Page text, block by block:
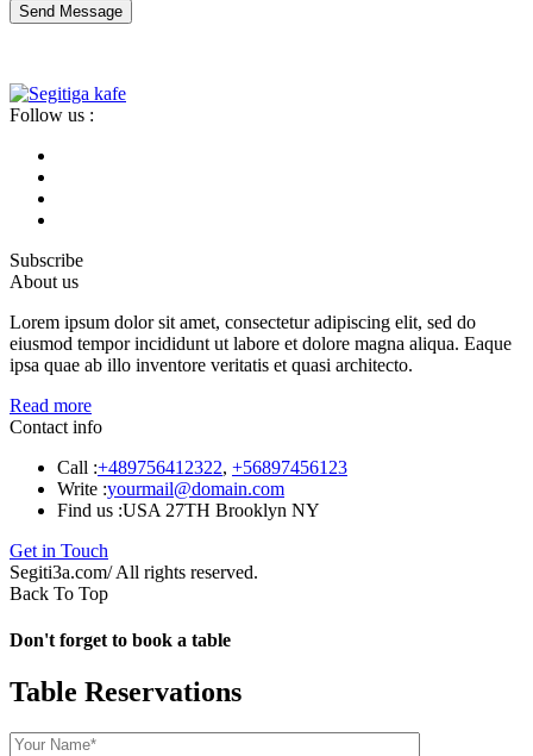
Send Message
Follow us :
Subscribe
About us
Lorem ipsum dolor sit amet, consectetur adipiscing elit, sed do
eiusmod tempor incididunt ut labore et dolore magna aliqua. Eaque
ipsa quae ab illo inventore veritatis et quasi architecto.
Read more
Contact info
Call :+489756412322, +56897456123
Write :yourmail@domain.com
Find us :USA 27TH Brooklyn NY
Get in Touch
Segiti3a.com/ All rights reserved.
Back To Top
Don't forget to book a table
Table Reservations